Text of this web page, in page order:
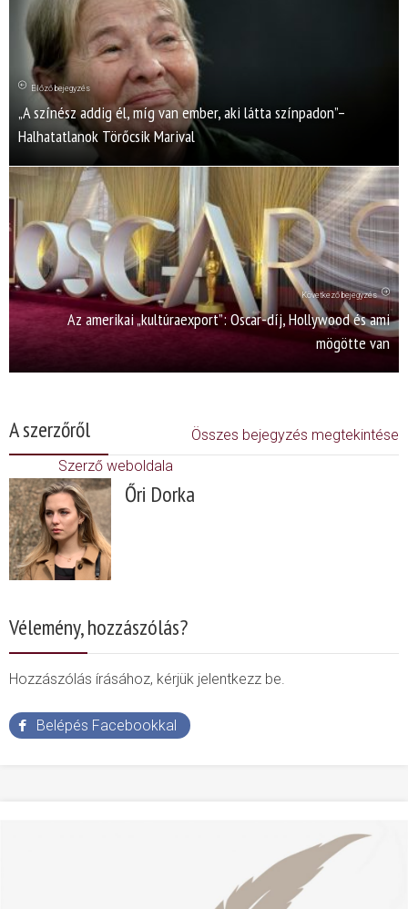
Előző bejegyzés
„A színész addig él, míg van ember, aki látta színpadon”–
Halhatatlanok Törőcsik Marival
Következő bejegyzés
Az amerikai „kultúraexport”: Oscar-díj, Hollywood és ami
mögötte van
A szerzőről
Összes bejegyzés megtekintése
Szerző weboldala
Őri Dorka
Vélemény, hozzászólás?
Hozzászólás írásához, kérjük jelentkezz be.
Belépés Facebookkal